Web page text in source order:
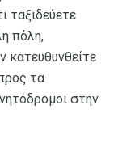
ταξιδεύετε
πόλη,
κατευθυνθείτε
τα
στην